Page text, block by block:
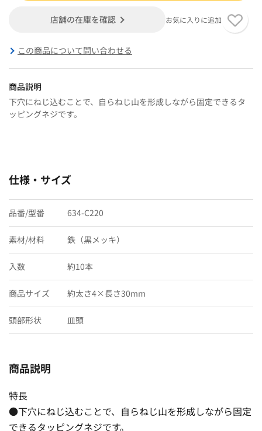
店舗の在庫を確認 お気に入りに追加
この商品について問い合わせる
商品説明
下穴にねじ込むことで、自らねじ山を形成しながら固定できるタ
ッピングネジです。
仕様・サイズ
品番/型番 634-C220
素材/材料 鉄（黒メッキ）
入数 約10本
商品サイズ 約太さ4×長さ30mm
頭部形状 皿頭
商品説明
特長
●下穴にねじ込むことで、自らねじ山を形成しながら固定
できるタッピングネジです。